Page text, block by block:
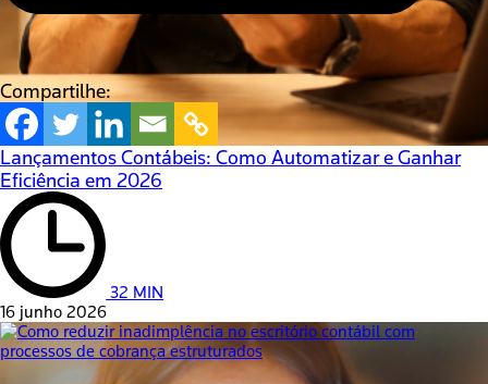
Compartilhe:
Lançamentos Contábeis: Como Automatizar e Ganhar
Eficiência em 2026
32 MIN
16 junho 2026